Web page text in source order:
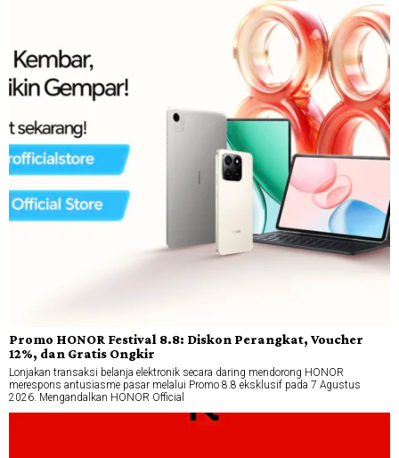
Promo HONOR Festival 8.8: Diskon Perangkat, Voucher
12%, dan Gratis Ongkir
Lonjakan transaksi belanja elektronik secara daring mendorong HONOR
merespons antusiasme pasar melalui Promo 8.8 eksklusif pada 7 Agustus
2026. Mengandalkan HONOR Official